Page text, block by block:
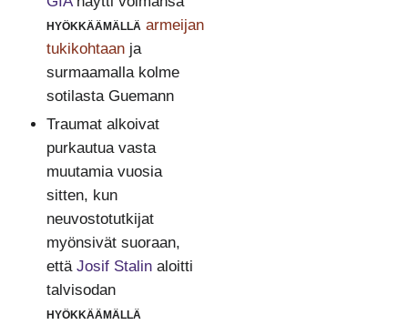
hyökkäämällä armeijan
tukikohtaanja
surmaamalla kolme
sotilasta Guemann
Traumat alkoivat
purkautua vasta
muutamia vuosia
sitten, kun
neuvostotutkijat
myönsivät suoraan,
että Josif Stalinaloitti
talvisodan
hyökkäämällä